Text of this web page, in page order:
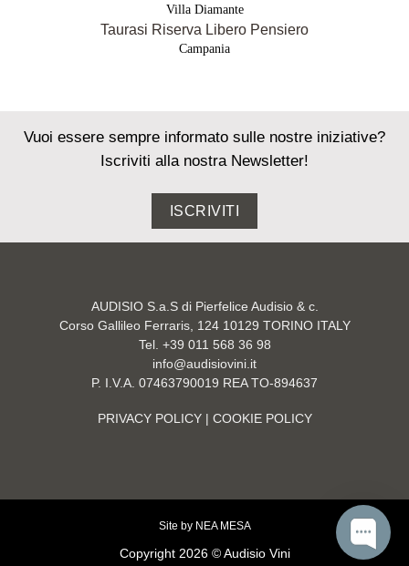
Villa Diamante
Taurasi Riserva Libero Pensiero
Campania
Vuoi essere sempre informato sulle nostre iniziative?
Iscriviti alla nostra Newsletter!
ISCRIVITI
AUDISIO S.a.S di Pierfelice Audisio & c.
Corso Gallileo Ferraris, 124 10129 TORINO ITALY
Tel. +39 011 568 36 98
info@audisiovini.it
P. I.V.A. 07463790019 REA TO-894637
PRIVACY POLICY| COOKIE POLICY
Site by NEA MESA
Copyright 2026 © Audisio Vini